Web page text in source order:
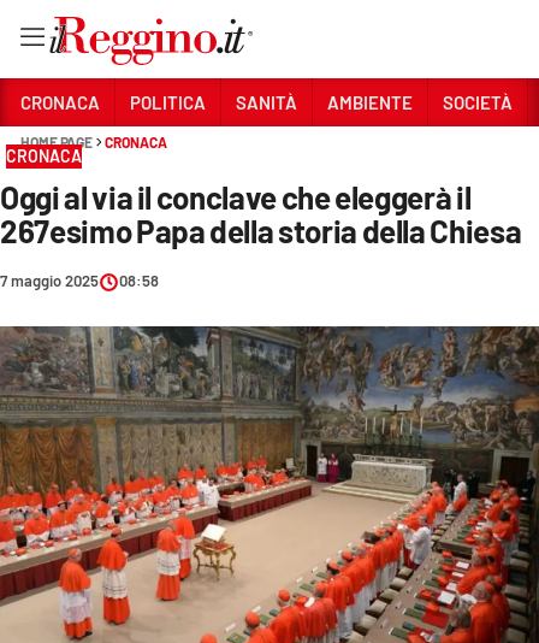
Sezioni
CRONACA
AMBIENTE
SOCIETÀ
CULTURA
ECONOMIA E LAVORO
EVENTI
SPORT
CRONACA POLITICA SANITÀ AMBIENTE SOCIETÀ
HOME PAGE CRONACA
CRONACA
Oggi al via il conclave che eleggerà il
267esimo Papa della storia della Chiesa
7 maggio 2025 08:58